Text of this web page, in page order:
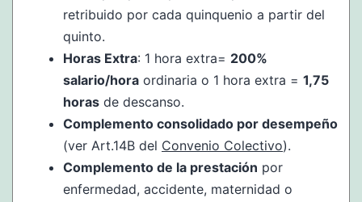
retribuido por cada quinquenio a partir del
quinto.
Horas Extra: 1 hora extra= 200%
salario/hora ordinaria o 1 hora extra = 1,75
horas de descanso.
Complemento consolidado por desempeño
(ver Art.14B del Convenio Colectivo).
Complemento de la prestación por
enfermedad, accidente, maternidad o